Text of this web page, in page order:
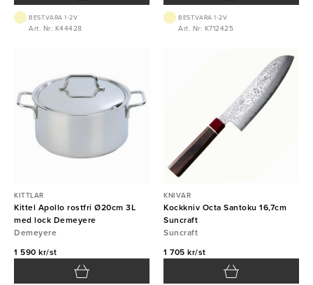
BEST.VARA 1-2V
Art. Nr: K44428
BEST.VARA 1-2V
Art. Nr: K712425
KITTLAR
Kittel Apollo rostfri Ø20cm 3L
med lock Demeyere
Demeyere
1 590 kr/st
KNIVAR
Kockkniv Octa Santoku 16,7cm
Suncraft
Suncraft
1 705 kr/st